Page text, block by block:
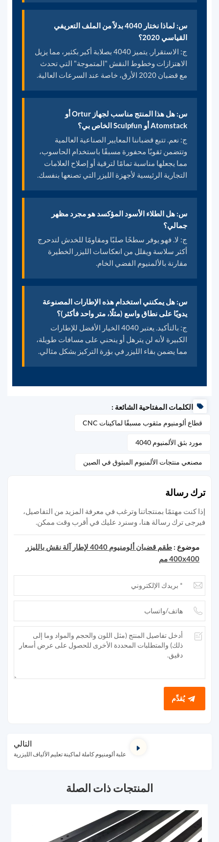
س: لماذا نختار 4040 بدلاً من الملف التعريفي
القياسي 2020؟
ج: الاستقرار. يتميز 4040 بصلابة أكبر بكثير، مما يزيل
الاهتزازات وخطوط النقش "المتموجة" التي تحدث
مع قضبان 2020 الأرق، خاصة عند السرعات العالية.
س: هل هذا المنتج مناسب لجهاز Ortur أو
Atomstack أو Sculpfun الخاص بي؟
ج: نعم. تتبع قضباننا المعايير الصناعية العالمية
وتتضمن ثقوبًا محفورة مسبقًا باستخدام الحاسوب،
مما يجعلها مناسبة تمامًا لترقية أو إصلاح العلامات
التجارية الرئيسية لأجهزة الليزر التي تصنعها بنفسك.
س: هل الطلاء الأسود المؤكسد هو مجرد مظهر
جمالي؟
ج: لا. فهو يوفر سطحًا صلبًا ومقاومًا للخدش لتدحرج
أكثر سلاسة ويقلل من انعكاسات الليزر الخطيرة
مقارنة بالألمنيوم الفضي الخام.
س: هل يمكنني استخدام هذه الإطارات المصنوعة
يدويًا على نطاق واسع (مثلًا، متر واحد فأكثر)؟
ج: بالتأكيد. يعتبر 4040 الخيار الأفضل للإطارات
الكبيرة لأنه لن يترهل أو ينحني على مسافات طويلة،
مما يضمن بقاء الليزر في بؤرة التركيز بشكل مثالي.
الكلمات المفتاحية الشائعة :
قطاع ألومنيوم مثقوب مسبقًا لماكينات CNC
مورد بثق الألمنيوم 4040
مصنعي منتجات الألمنيوم المبثوق في الصين
ترك رسالة
إذا كنت مهتمًا بمنتجاتنا وترغب في معرفة المزيد من التفاصيل،
فيرجى ترك رسالة هنا، وسنرد عليك في أقرب وقت ممكن.
موضوع :
طقم قضبان ألومنيوم 4040 لإطار آلة نقش بالليزر
400x400 مم
يُقدِّم
التالي
علبة ألومنيوم كاملة لماكينة تعليم الألياف الليزرية
المنتجات ذات الصلة